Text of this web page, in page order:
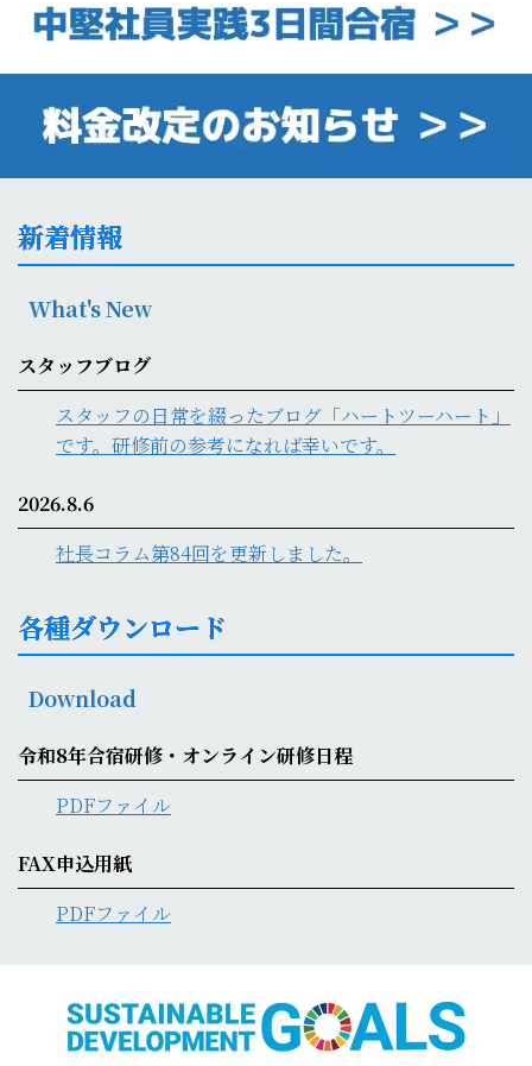
新着情報
What's New
スタッフブログ
スタッフの日常を綴ったブログ「ハートツーハート」
です。研修前の参考になれば幸いです。
2026.8.6
社長コラム第84回を更新しました。
各種ダウンロード
Download
令和8年合宿研修・オンライン研修日程
PDFファイル
FAX申込用紙
PDFファイル